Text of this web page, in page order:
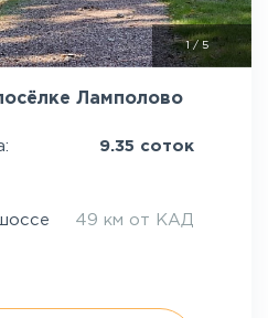
1 / 5
Ламполово
9.35 соток
49 км от КАД